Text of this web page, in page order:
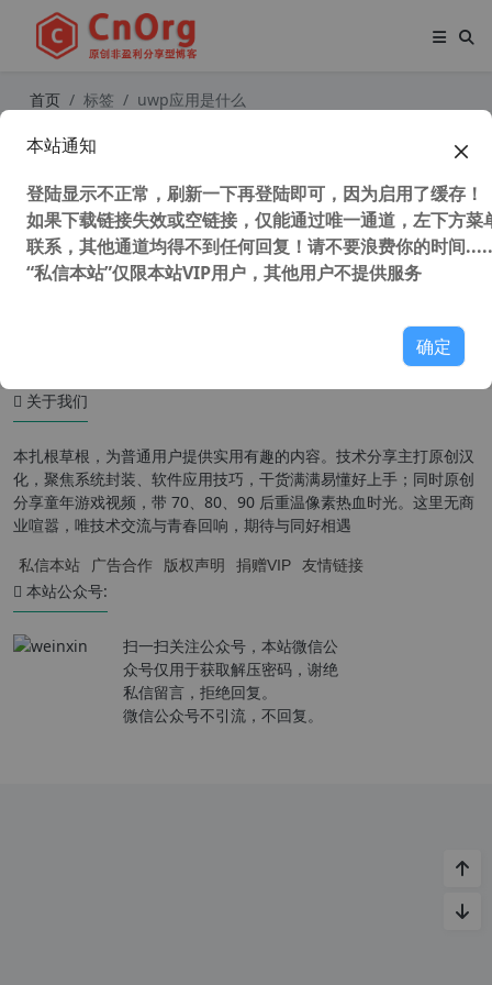
首页 标签 uwp应用是什么
msix等UWP应用
关于我们
本扎根草根，为普通用户提供实用有趣的内容。技术分享主打原创汉
化，聚焦系统封装、软件应用技巧，干货满满易懂好上手；同时原创
分享童年游戏视频，带 70、80、90 后重温像素热血时光。这里无商
业喧嚣，唯技术交流与青春回响，期待与同好相遇
私信本站 广告合作 版权声明 捐赠VIP 友情链接
本站公众号:
扫一扫关注公众号，本站微信公
众号仅用于获取解压密码，谢绝
私信留言，拒绝回复。
微信公众号不引流，不回复。
本站通知
登陆显示不正常，刷新一下再登陆即可，因为启用了缓存！
如果下载链接失效或空链接，仅能通过唯一通道，左下方菜
联系，其他通道均得不到任何回复！请不要浪费你的时间
“私信本站”仅限本站VIP用户，其他用户不提供服务
确定